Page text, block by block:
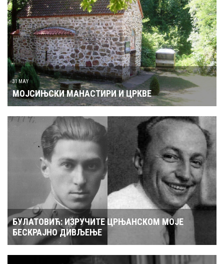
31 MAY
МОЈСИЊСКИ МАНАСТИРИ И ЦРКВЕ
БУЛАТОВИЋ: ИЗРУЧИТЕ ЦРЊАНСКОМ МОЈЕ
БЕСКРАЈНО ДИВЉЕЊЕ